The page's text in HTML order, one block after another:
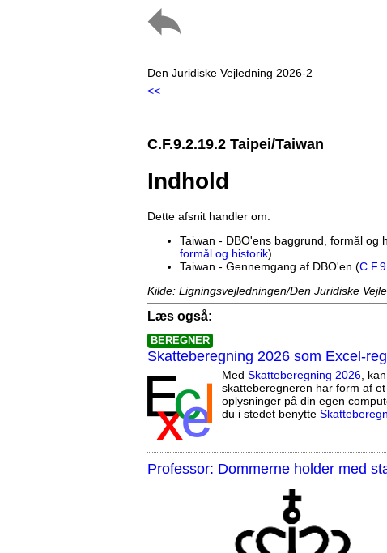
Den Juridiske Vejledning 2026-2
<<
C.F.9.2.19.2 Taipei/Taiwan
Indhold
Dette afsnit handler om:
Taiwan - DBO'ens baggrund, formål og
formål og historik)
Taiwan - Gennemgang af DBO'en (
Kilde: Ligningsvejledningen/Den Juridiske
Læs også:
BEREGNER
Skatteberegning 2026 som Excel-
Med Skatteberegning 2026 ,
skatteberegneren har form af
oplysninger på din egen
du i stedet benytte
Professor: Dommerne holder med